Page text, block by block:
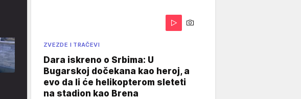
ZVEZDE I TRAČEVI
Dara iskreno o Srbima: U
Bugarskoj dočekana kao heroj, a
evo da li će helikopterom sleteti
na stadion kao Brena